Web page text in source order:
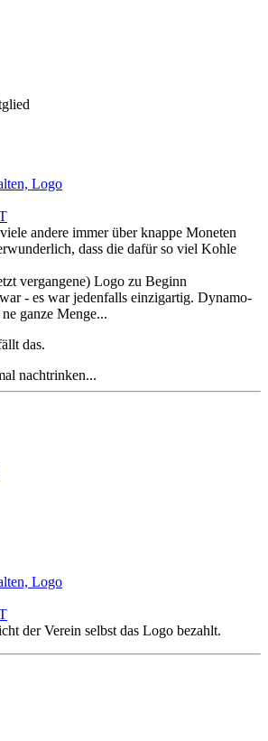
Logo
andere immer über knappe Moneten
dass die dafür so viel Kohle
vergangene) Logo zu Beginn
- es war jedenfalls einzigartig. Dynamo-
ganze Menge...
das.
nachtrinken...
Logo
der Verein selbst das Logo bezahlt.